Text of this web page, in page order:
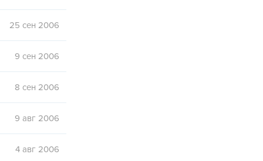
25 сен 2006
9 сен 2006
8 сен 2006
9 авг 2006
4 авг 2006